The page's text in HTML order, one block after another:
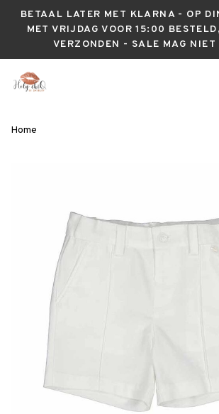
BETAAL LATER MET KLARNA - OP
MET VRIJDAG VOOR 15:00
VERZONDEN - SALE MAG NIET
Home